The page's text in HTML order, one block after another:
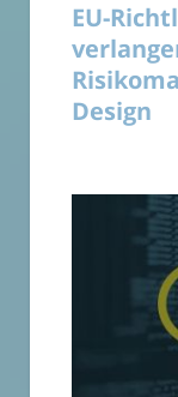
EU-
Design